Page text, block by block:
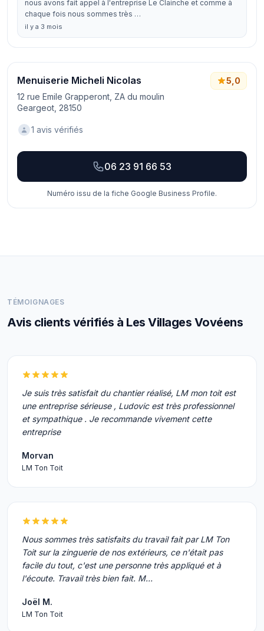
nous avons fait appel à l'entreprise Le Clainche et comme à
chaque fois nous sommes très …
il y a 3 mois
Menuiserie Micheli Nicolas
12 rue Emile Grapperont, ZA du moulin
Geargeot, 28150
5,0
1 avis vérifiés
06 23 91 66 53
Numéro issu de la fiche Google Business Profile.
TÉMOIGNAGES
Avis clients vérifiés à Les Villages Vovéens
Je suis très satisfait du chantier réalisé, LM mon toit est
une entreprise sérieuse , Ludovic est très professionnel
et sympathique . Je recommande vivement cette
entreprise
Morvan
LM Ton Toit
Nous sommes très satisfaits du travail fait par LM Ton
Toit sur la zinguerie de nos extérieurs, ce n'était pas
facile du tout, c'est une personne très appliqué et à
l'écoute. Travail très bien fait. M…
Joël M.
LM Ton Toit